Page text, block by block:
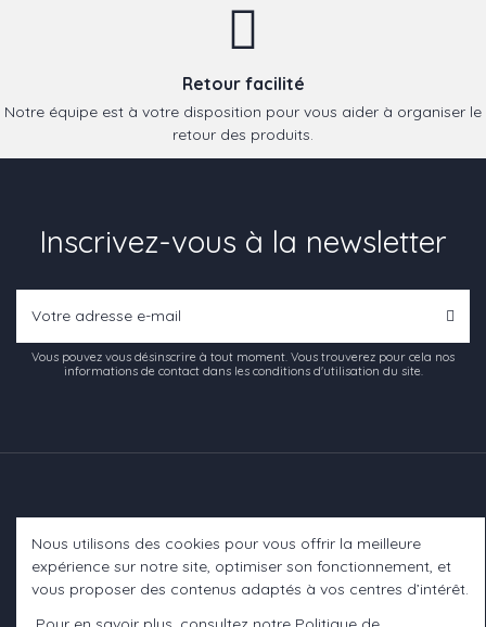
Retour facilité
Notre équipe est à votre disposition pour vous aider à organiser le
retour des produits.
Inscrivez-vous à la newsletter
Vous pouvez vous désinscrire à tout moment. Vous trouverez pour cela nos
informations de contact dans les conditions d'utilisation du site.
Informations
Nous utilisons des cookies pour vous offrir la meilleure
expérience sur notre site, optimiser son fonctionnement, et
vous proposer des contenus adaptés à vos centres d’intérêt.